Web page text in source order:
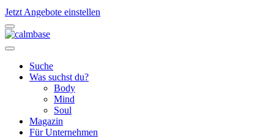
Jetzt Angebote einstellen
Suche
Was suchst du?
Body
Mind
Soul
Magazin
Für Unternehmen